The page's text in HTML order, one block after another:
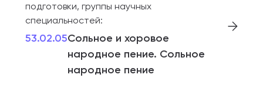
подготовки, группы научных
специальностей:
53.02.05Сольное и хоровое
народное пение. Сольное
народное пение